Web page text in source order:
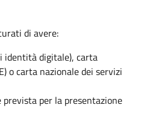
di avere:
identità digitale), carta
o carta nazionale dei servizi
per la presentazione